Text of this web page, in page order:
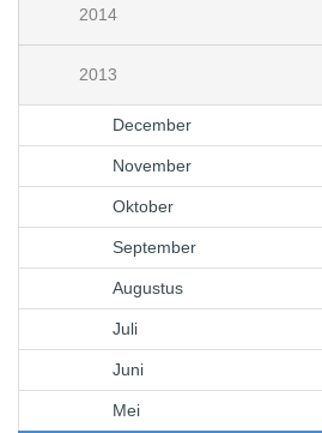
2014
2013
December
November
Oktober
September
Augustus
Juli
Juni
Mei